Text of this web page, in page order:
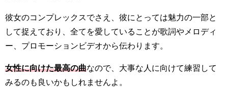
彼女のコンプレックスでさえ、彼にとっては魅力の一部と
して捉えており、全てを愛していることが歌詞やメロディ
ー、プロモーションビデオから伝わります。
女性に向けた最高の曲なので、大事な人に向けて練習して
みるのも良いかもしれませんよ。